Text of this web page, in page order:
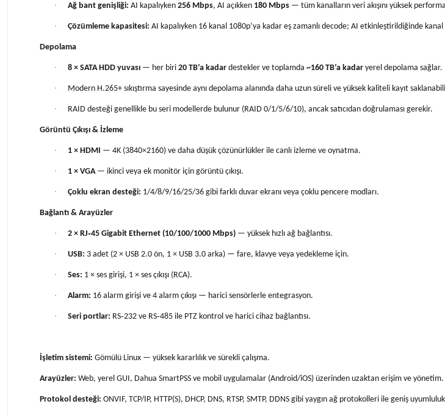
· Ağ bant genişliği: AI kapalıyken 256 Mbps, AI açıkken 180 Mbps — tüm kanalların veri akışını yüksek
· Çözümleme kapasitesi: AI kapalıyken 16 kanal 1080p’ya kadar eş zamanlı decode; AI etkinleştirildiğinde
Depolama
· 8 × SATA HDD yuvası — her biri 20 TB’a kadar destekler ve toplamda ~160 TB’a kadar yerel depolama sağlar.
· Modern H.265+ sıkıştırma sayesinde aynı depolama alanında daha uzun süreli ve yüksek kaliteli kayıt
· RAID desteği genellikle bu seri modellerde bulunur (RAID 0/1/5/6/10), ancak satıcıdan doğrulaması gerekir.
Görüntü Çıkışı & İzleme
· 1 × HDMI — 4K (3840×2160) ve daha düşük çözünürlükler ile canlı izleme ve oynatma.
· 1 × VGA— ikinci veya ek monitör için görüntü çıkışı.
· Çoklu ekran desteği: 1/4/8/9/16/25/36 gibi farklı duvar ekranı veya çoklu pencere modları.
Bağlantı & Arayüzler
· 2 × RJ‑45 Gigabit Ethernet (10/100/1000 Mbps) — yüksek hızlı ağ bağlantısı.
· USB: 3 adet (2 × USB 2.0 ön, 1 × USB 3.0 arka) — fare, klavye veya yedekleme için.
· Ses: 1 × ses girişi, 1 × ses çıkışı (RCA).
· Alarm: 16 alarm girişi ve 4 alarm çıkışı — harici sensörlerle entegrasyon.
· Seri portlar: RS‑232 ve RS‑485 ile PTZ kontrol ve harici cihaz bağlantısı.
İşletim sistemi: Gömülü Linux — yüksek kararlılık ve sürekli çalışma.
Arayüzler: Web, yerel GUI, Dahua SmartPSS ve mobil uygulamalar (Android/iOS) üzerinden uzaktan erişim ve yönetim.
Protokol desteği: ONVIF, TCP/IP, HTTP(S), DHCP, DNS, RTSP, SMTP, DDNS gibi yaygın ağ protokolleri ile geniş